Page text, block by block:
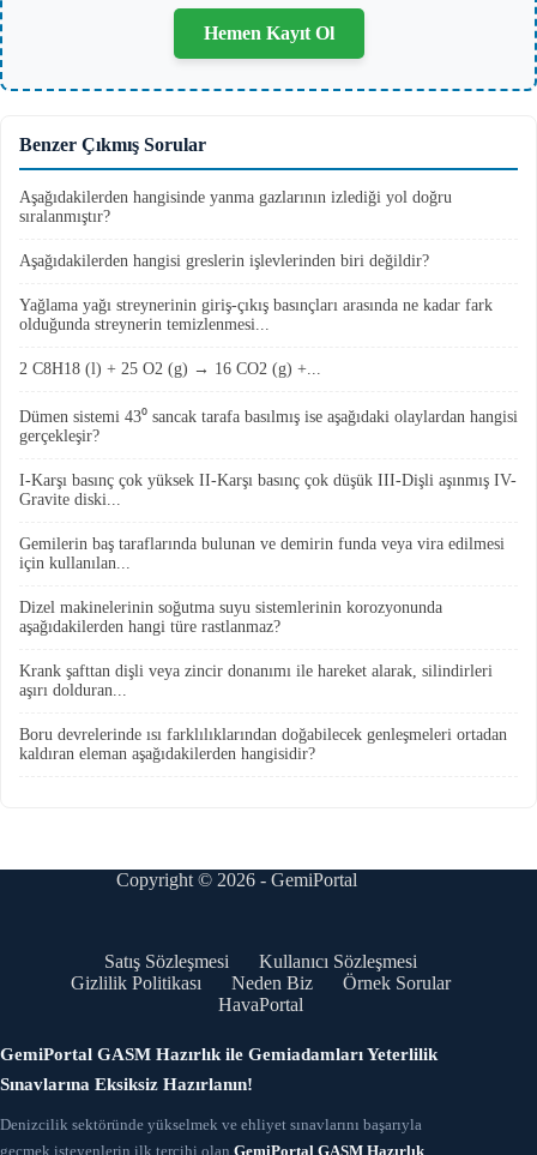
Hemen Kayıt Ol
Benzer Çıkmış Sorular
Aşağıdakilerden hangisinde yanma gazlarının izlediği yol doğru
sıralanmıştır?
Aşağıdakilerden hangisi greslerin işlevlerinden biri değildir?
Yağlama yağı streynerinin giriş-çıkış basınçları arasında ne kadar fark
olduğunda streynerin temizlenmesi...
2 C8H18 (l) + 25 O2 (g) → 16 CO2 (g) +...
Dümen sistemi 43⁰ sancak tarafa basılmış ise aşağıdaki olaylardan hangisi
gerçekleşir?
I-Karşı basınç çok yüksek II-Karşı basınç çok düşük III-Dişli aşınmış IV-
Gravite diski...
Gemilerin baş taraflarında bulunan ve demirin funda veya vira edilmesi
için kullanılan...
Dizel makinelerinin soğutma suyu sistemlerinin korozyonunda
aşağıdakilerden hangi türe rastlanmaz?
Krank şafttan dişli veya zincir donanımı ile hareket alarak, silindirleri
aşırı dolduran...
Boru devrelerinde ısı farklılıklarından doğabilecek genleşmeleri ortadan
kaldıran eleman aşağıdakilerden hangisidir?
Copyright © 2026 - GemiPortal
Satış Sözleşmesi
Kullanıcı Sözleşmesi
Gizlilik Politikası
Neden Biz
Örnek Sorular
HavaPortal
GemiPortal GASM Hazırlık ile Gemiadamları Yeterlilik
Sınavlarına Eksiksiz Hazırlanın!
Denizcilik sektöründe yükselmek ve ehliyet sınavlarını başarıyla
geçmek isteyenlerin ilk tercihi olan GemiPortal GASM Hazırlık